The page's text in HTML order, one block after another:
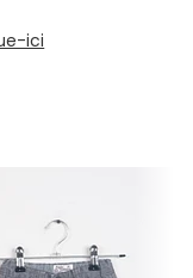
ici